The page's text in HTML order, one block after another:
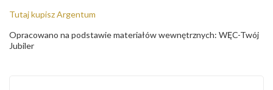
Tutaj kupisz Argentum
Opracowano na podstawie materiałów wewnętrznych: WĘC-Twój
Jubiler